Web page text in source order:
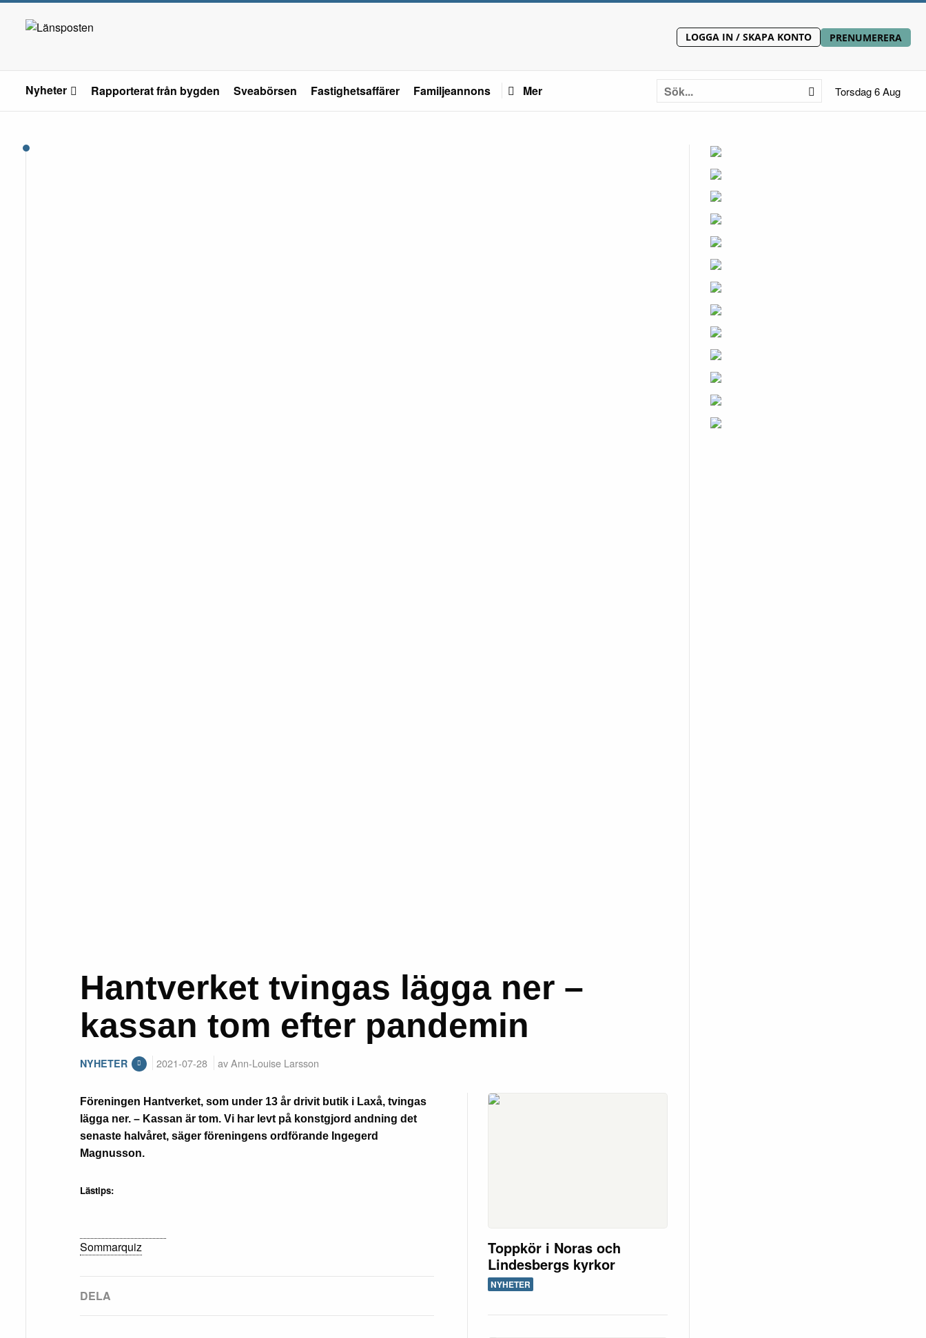
LOGGA IN / SKAPA KONTO PRENUMERERA
Nyheter Rapporterat från bygden Sveabörsen Fastighetsaffärer Familjeannons Mer Torsdag 6 Aug
Hantverket tvingas lägga ner –
kassan tom efter pandemin
NYHETER 2021-07-28 av Ann-Louise Larsson
Föreningen Hantverket, som under 13 år drivit butik i Laxå, tvingas
lägga ner. – Kassan är tom. Vi har levt på konstgjord andning det
senaste halvåret, säger föreningens ordförande Ingegerd
Magnusson.
Lästips:
Sommarquiz
Toppkör i Noras och
Lindesbergs kyrkor
NYHETER